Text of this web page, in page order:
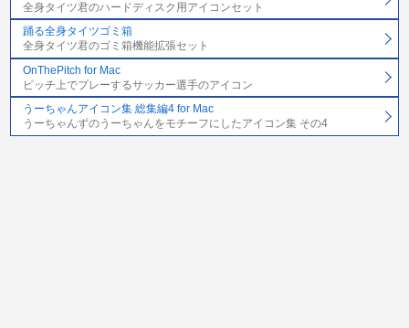
全身タイツ君のハードディスク用アイコンセット
踊る全身タイツゴミ箱
全身タイツ君のゴミ箱機能拡張セット
OnThePitch for Mac
ピッチ上でプレーするサッカー選手のアイコン
うーちゃんアイコン集 総集編4 for Mac
うーちゃんずのうーちゃんをモチーフにしたアイコン集 その4